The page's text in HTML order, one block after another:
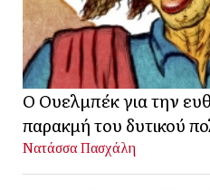
Ο Ουελμπέκ για την
παρακμή του δυτικού
Νατάσσα Πασχάλη